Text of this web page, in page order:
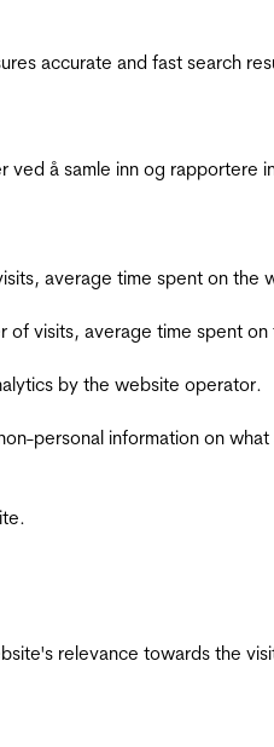
accurate and fast search
å samle inn og rapportere
average time spent on the
visits, average time spent
by the website operator.
personal information on
relevance towards the